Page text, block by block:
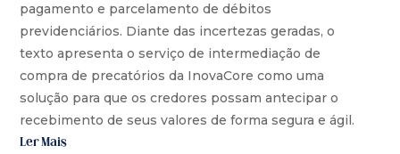
pagamento e parcelamento de débitos
previdenciários. Diante das incertezas geradas, o
texto apresenta o serviço de intermediação de
compra de precatórios da InovaCore como uma
solução para que os credores possam antecipar o
recebimento de seus valores de forma segura e ágil.
Ler Mais